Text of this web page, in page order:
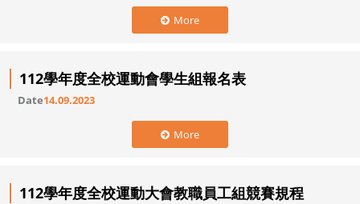
More
112學年度全校運動會學生組報名表
Date14.09.2023
More
112學年度全校運動大會教職員工組競賽規程